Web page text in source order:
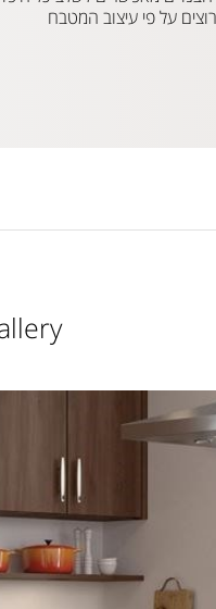
על פי עיצוב המטבח